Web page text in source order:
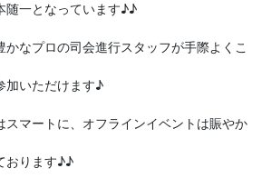
随一となっています♪♪
なプロの司会進行スタッフが手際よくこ
加いただけます♪
スマートに、オフラインイベントは賑やか
おります♪♪